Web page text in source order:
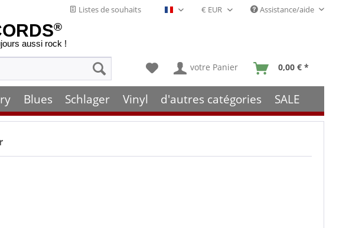
Listes de souhaits Français- FR Assistance/aide
®
aussi rock !
votre Panier 0,00 € *
Blues Schlager Vinyl d'autres catégories SALE